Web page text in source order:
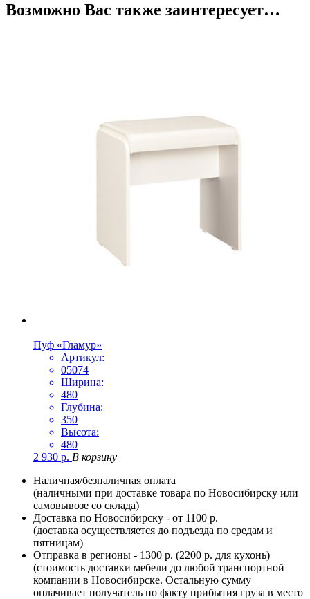
Возможно Вас также заинтересует…
Пуф «Гламур»
Артикул:
05074
Ширина:
480
Глубина:
350
Высота:
480
2 930 р. В корзину
Наличная/безналичная оплата
(наличными при доставке товара по Новосибирску или
самовывозе со склада)
Доставка по Новосибирску - от 1100 р.
(доставка осуществляется до подъезда по средам и
пятницам)
Отправка в регионы - 1300 р. (2200 р. для кухонь)
(стоимость доставки мебели до любой транспортной
компании в Новосибирске. Остальную сумму
оплачивает получатель по факту прибытия груза в место